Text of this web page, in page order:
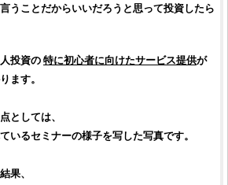
うことだからいいだろうと思って投資したら
投資の特に初心者に向けたサービス提供が
ます。
としては、
いるセミナーの様子を写した写真です。
果、